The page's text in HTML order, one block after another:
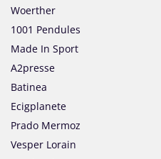
Woerther
1001 Pendules
Made In Sport
A2presse
Batinea
Ecigplanete
Prado Mermoz
Vesper Lorain